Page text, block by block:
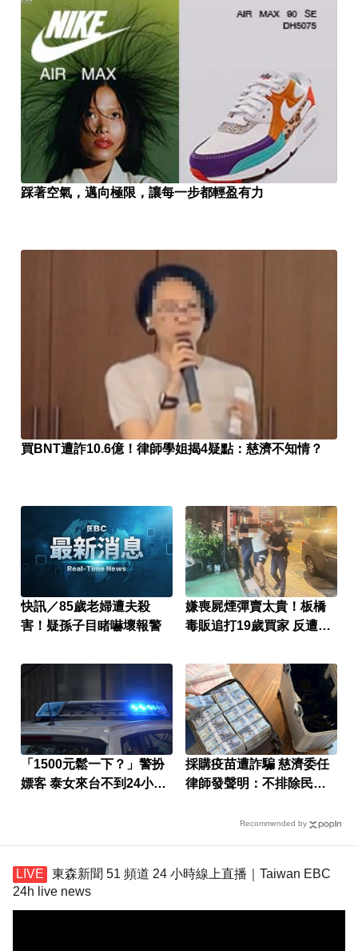
踩著空氣，邁向極限，讓每一步都輕盈有力
買BNT遭詐10.6億！律師學姐揭4疑點：慈濟不知情？
快訊／85歲老婦遭夫殺
害！疑孫子目睹嚇壞報警
嫌喪屍煙彈賣太貴！板橋
毒販追打19歲買家 反遭刺
「1500元鬆一下？」警扮
嫖客 泰女來台不到24小時
採購疫苗遭詐騙 慈濟委任
律師發聲明：不排除民事
Recommended by
東森新聞 51 頻道 24 小時線上直播｜Taiwan EBC
24h live news